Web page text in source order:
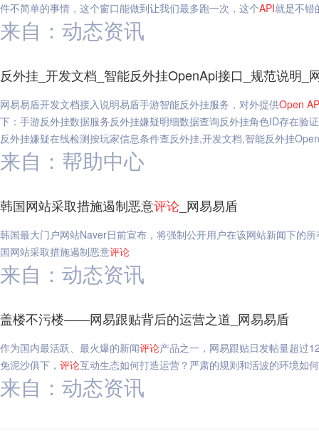
件不简单的事情，这个窗口能做到让我们最多跑一次，这个API就是不错
来自：动态资讯
反外挂_开发文档_智能反外挂OpenApi接口_规范说明_
网易易盾开发文档接入说明易盾手游智能反外挂服务，对外提供Open
下：手游反外挂数据服务反外挂嫌疑明细数据查询反外挂角色ID存在验
反外挂嫌疑在线检测按玩家信息条件查反外挂,开发文档,智能反外挂
来自：帮助中心
韩国网站采取措施遏制恶意评论 _网易易盾
韩国最大门户网站Naver日前宣布，将强制公开用户在该网站新闻下的所
国网站采取措施遏制恶意评论
来自：动态资讯
盖楼不污楼——网易跟贴背后的运营之道_网易易盾
作为国内最活跃、最火爆的新闻评论产品之一，网易跟贴日发帖量超过
免泥沙俱下， 评论互动生态如何打造运营？严肃的规则和活波的环境
来自：动态资讯